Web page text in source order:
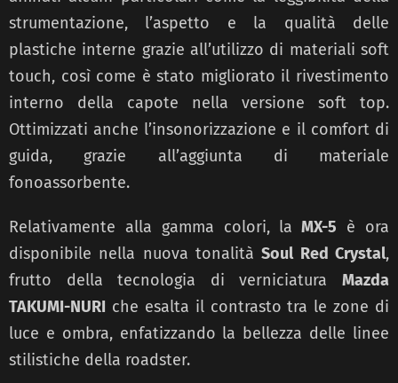
strumentazione, l’aspetto e la qualità delle
plastiche interne grazie all’utilizzo di materiali soft
touch, così come è stato migliorato il rivestimento
interno della capote nella versione soft top.
Ottimizzati anche l’insonorizzazione e il comfort di
guida, grazie all’aggiunta di materiale
fonoassorbente.
Relativamente alla gamma colori, la MX-5 è ora
disponibile nella nuova tonalitàSoul Red Crystal,
frutto della tecnologia di verniciatura Mazda
TAKUMI-NURI che esalta il contrasto tra le zone di
luce e ombra, enfatizzando la bellezza delle linee
stilistiche della roadster.